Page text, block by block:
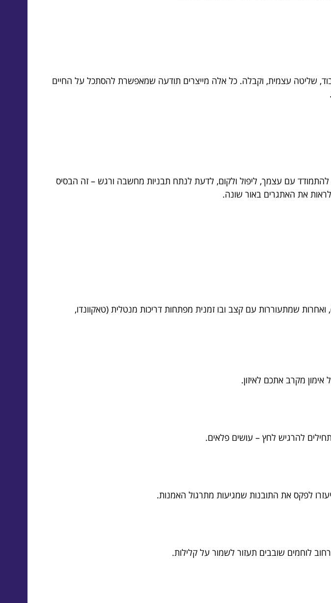
שליטה עצמית, וקבלה. כל אלה מייצרים תודעה שמאפשרת להסתכל על החיים
עם עצמך, ליפול ולקום, לדעת לנתח תבניות מחשבה ורגש – זה הבסיס
לראות את האתגרים באור שונה.
ואחרות שמתעוררות עם קצב ובו זמנית מפתחות דריכות מנטלית (טאקוונדו,
מקרב אתכם לאיזון.
לפקס את התובנות שמגיעות מתרגול האמנות.
לוחמים שובבים תעזור לשמור על קלילות.